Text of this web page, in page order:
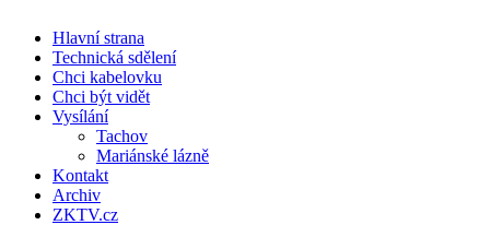
Hlavní strana
Technická sdělení
Chci kabelovku
Chci být vidět
Vysílání
Tachov
Mariánské lázně
Kontakt
Archiv
ZKTV.cz